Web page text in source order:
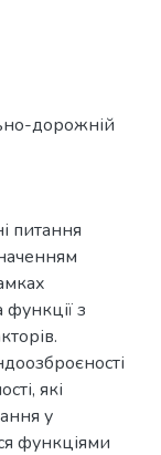
дорожній
питання
з
які
у
функціями